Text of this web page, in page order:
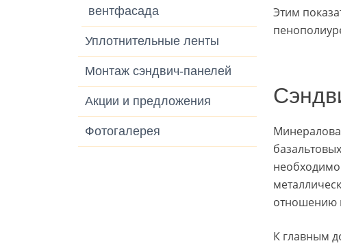
вентфасада
Уплотнительные ленты
Монтаж сэндвич-панелей
Акции и предложения
Фотогалерея
Этим
отношению
К главным